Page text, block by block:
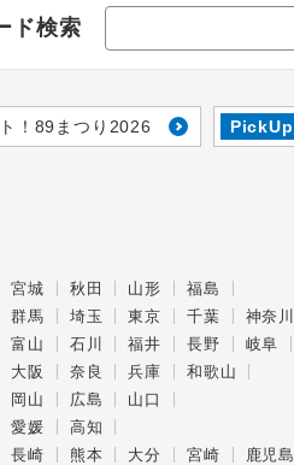
ド検索
！89まつり2026 PickUp
宮城 秋田 山形
福島
群馬 埼玉 東京 千葉
神奈川
富山 石川 福井 長野 岐阜
大阪 奈良 兵庫
和歌山
岡山 広島
山口
愛媛
高知
長崎 熊本 大分 宮崎
鹿児島